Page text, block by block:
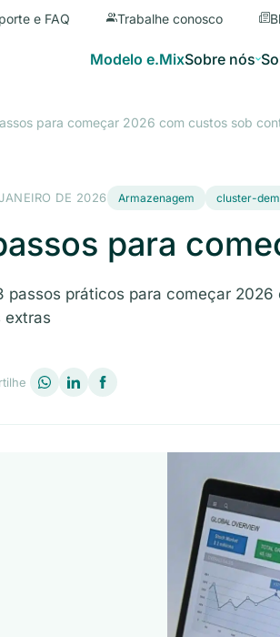
e FAQ Trabalhe conosco
Modelo e.MixSobre nós
para começar 2026 com custos sob
DE 2026 Armazenagem cluster-
para
passos práticos para começar
extras